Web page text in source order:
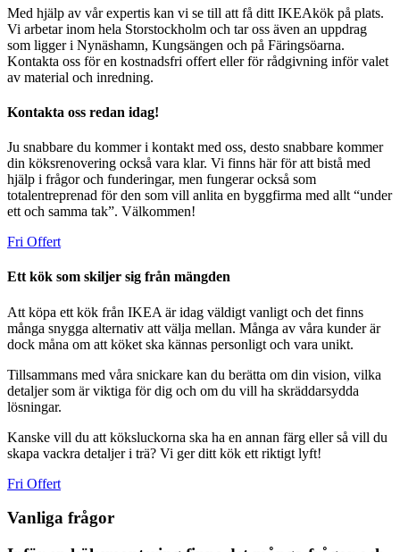
Med hjälp av vår expertis kan vi se till att få ditt IKEAkök på plats.
Vi arbetar inom hela Storstockholm och tar oss även an uppdrag
som ligger i Nynäshamn, Kungsängen och på Färingsöarna.
Kontakta oss för en kostnadsfri offert eller för rådgivning inför valet
av material och inredning.
Kontakta oss redan idag!
Ju snabbare du kommer i kontakt med oss, desto snabbare kommer
din köksrenovering också vara klar. Vi finns här för att bistå med
hjälp i frågor och funderingar, men fungerar också som
totalentreprenad för den som vill anlita en byggfirma med allt “under
ett och samma tak”. Välkommen!
Fri Offert
Ett kök som skiljer sig från mängden
Att köpa ett kök från IKEA är idag väldigt vanligt och det finns
många snygga alternativ att välja mellan. Många av våra kunder är
dock måna om att köket ska kännas personligt och vara unikt.
Tillsammans med våra snickare kan du berätta om din vision, vilka
detaljer som är viktiga för dig och om du vill ha skräddarsydda
lösningar.
Kanske vill du att köksluckorna ska ha en annan färg eller så vill du
skapa vackra detaljer i trä? Vi ger ditt kök ett riktigt lyft!
Fri Offert
Vanliga frågor